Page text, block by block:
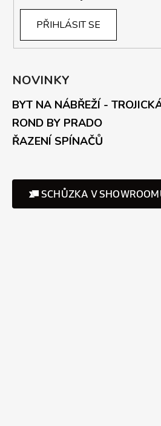
PŘIHLÁSIT SE
NOVINKY
BYT NA NÁBŘEŽÍ -
ROND BY PRADO
ŘAZENÍ SPÍNAČŮ
SCHŮZKA V